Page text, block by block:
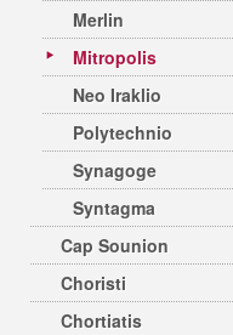
Merlin
Mitropolis
Neo Iraklio
Polytechnio
Synagoge
Syntagma
Cap Sounion
Choristi
Chortiatis